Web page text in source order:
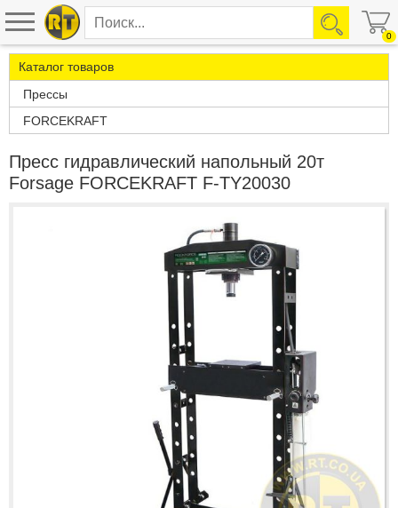
0
Каталог товаров
Прессы
FORCEKRAFT
Пресс гидравлический напольный 20т
Forsage FORCEKRAFT F-TY20030